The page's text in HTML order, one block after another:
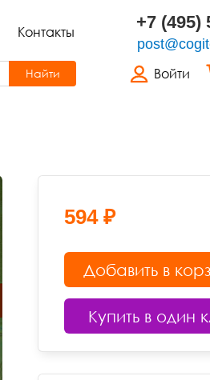
Контакты +7 (495)
Войти
Найти
594 ₽
Добавить в
Купить в один